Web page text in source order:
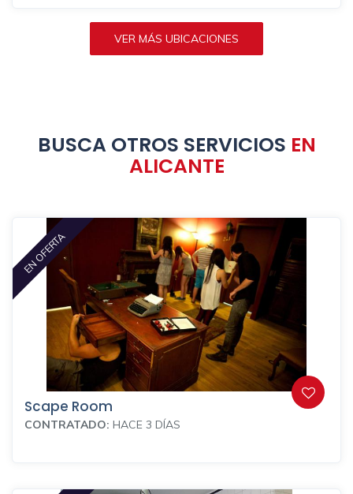
VER MÁS UBICACIONES
BUSCA OTROS SERVICIOS EN
ALICANTE
EN OFERTA
Scape Room
CONTRATADO: HACE 3 DÍAS